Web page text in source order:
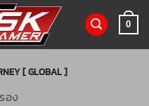
0
[ GLOBAL ]
อง